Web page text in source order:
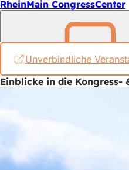
RheinMain CongressCenter
Merken
Unverbindliche
Einblicke in die Kongress-